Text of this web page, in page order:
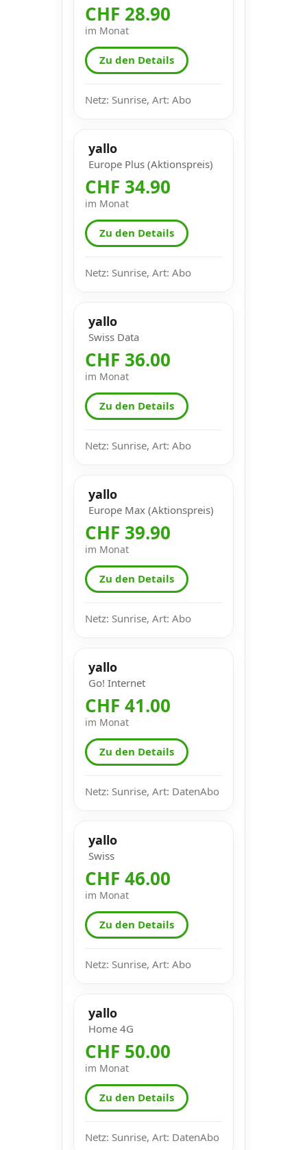
CHF 28.90
im Monat
Zu den Details
Netz: Sunrise, Art: Abo
yallo
Europe Plus (Aktionspreis)
CHF 34.90
im Monat
Zu den Details
Netz: Sunrise, Art: Abo
yallo
Swiss Data
CHF 36.00
im Monat
Zu den Details
Netz: Sunrise, Art: Abo
yallo
Europe Max (Aktionspreis)
CHF 39.90
im Monat
Zu den Details
Netz: Sunrise, Art: Abo
yallo
Go! Internet
CHF 41.00
im Monat
Zu den Details
Netz: Sunrise, Art: DatenAbo
yallo
Swiss
CHF 46.00
im Monat
Zu den Details
Netz: Sunrise, Art: Abo
yallo
Home 4G
CHF 50.00
im Monat
Zu den Details
Netz: Sunrise, Art: DatenAbo